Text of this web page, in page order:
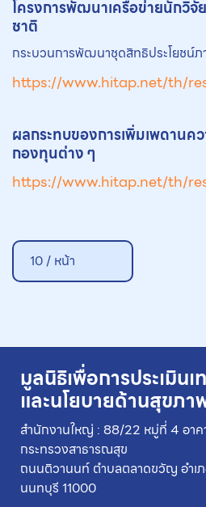
โครงการพัฒนาเครือข่ายนักวิจั
ชาติ
กระบวนการพัฒนาชุดสิทธิประโยชน์ภ
https://www.hitap.net/th/
ผลกระทบของการเพิ่มเพดาน
กองทุนต่าง ๆ
https://www.hitap.net/th/
10 / หน้า
มูลนิธิเพื่อการประเมินเ
และนโยบายด้านสุขภา
สำนักงานใหญ่ : 88/22 หมู่ที่ 4 อา
กระทรวงสาธารณสุข
ถนนติวานนท์ ตำบลตลาดขวัญ อำเ
นนทบุรี 11000